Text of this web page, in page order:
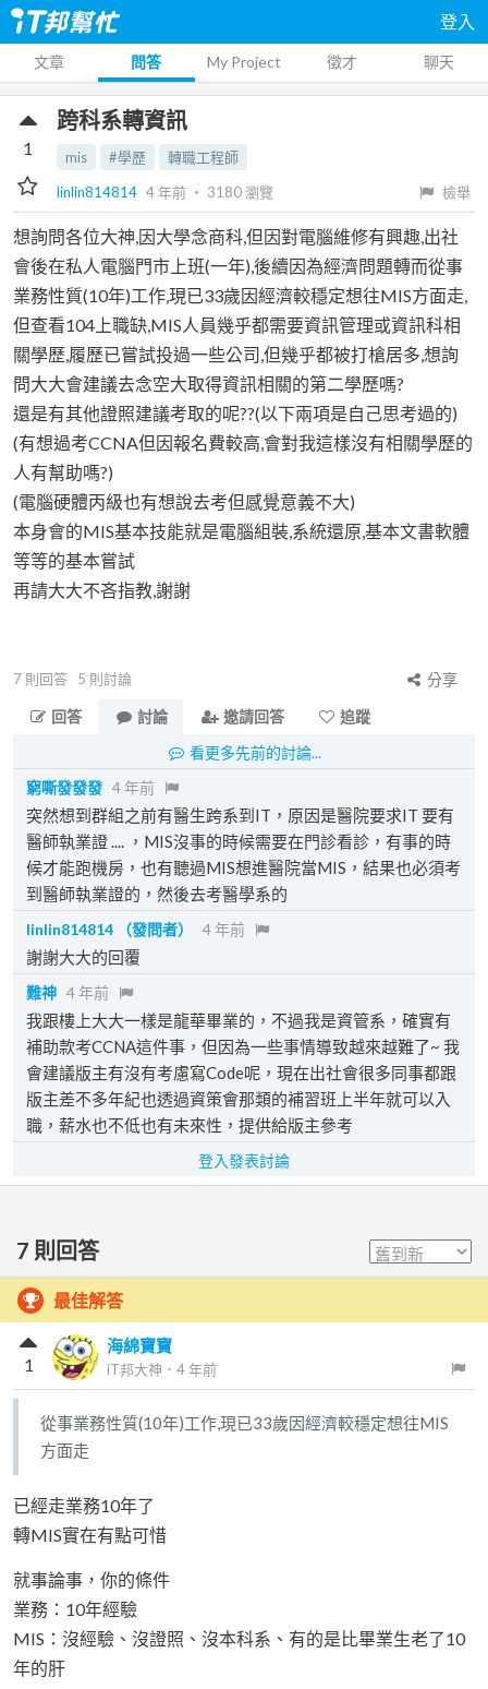
登入
文章 問答 My Project 徵才 聊天
跨科系轉資訊
mis #學歷
轉職工程師
linlin814814 4 年前 ‧ 3180瀏覽 檢舉
1
想詢問各位大神,因大學念商科,但因對電腦維修有興趣,出社
會後在私人電腦門市上班(一年),後續因為經濟問題轉而從事
業務性質(10年)工作,現已33歲因經濟較穩定想往MIS方面走,
但查看104上職缺,MIS人員幾乎都需要資訊管理或資訊科相
關學歷,履歷已嘗試投過一些公司,但幾乎都被打槍居多,想詢
問大大會建議去念空大取得資訊相關的第二學歷嗎?
還是有其他證照建議考取的呢??(以下兩項是自己思考過的)
(有想過考CCNA但因報名費較高,會對我這樣沒有相關學歷的
人有幫助嗎?)
(電腦硬體丙級也有想說去考但感覺意義不大)
本身會的MIS基本技能就是電腦組裝,系統還原,基本文書軟體
等等的基本嘗試
再請大大不吝指教,謝謝
7 則回答 5 則討論
分享
回答
討論 邀請回答
追蹤
看更多先前的討論...
窮嘶發發發 4 年前
突然想到群組之前有醫生跨系到IT，原因是醫院要求IT 要有
醫師執業證 .... ，MIS沒事的時候需要在門診看診，有事的時
候才能跑機房，也有聽過MIS想進醫院當MIS，結果也必須考
到醫師執業證的，然後去考醫學系的
linlin814814 （發問者） 4 年前
謝謝大大的回覆
難神 4 年前
我跟樓上大大一樣是龍華畢業的，不過我是資管系，確實有
補助款考CCNA這件事，但因為一些事情導致越來越難了~ 我
會建議版主有沒有考慮寫Code呢，現在出社會很多同事都跟
版主差不多年紀也透過資策會那類的補習班上半年就可以入
職，薪水也不低也有未來性，提供給版主參考
登入發表討論
7 則回答
最佳解答
海綿寶寶
iT邦大神 ． 4 年前
1
從事業務性質(10年)工作,現已33歲因經濟較穩定想往MIS
方面走
已經走業務10年了
轉MIS實在有點可惜
就事論事，你的條件
業務：10年經驗
MIS：沒經驗、沒證照、沒本科系、有的是比畢業生老了10
年的肝